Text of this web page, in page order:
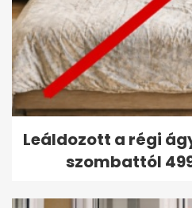
Leáldozott a régi
szombattól